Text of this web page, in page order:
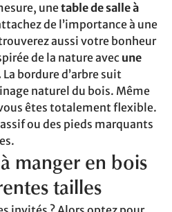
unetable de salle à
de l’importance à une
aussi votre bonheur
de la nature avec une
La bordure d’arbre suit
naturel du bois. Même
êtes totalement flexible.
ou des pieds marquants
manger en bois
tailles